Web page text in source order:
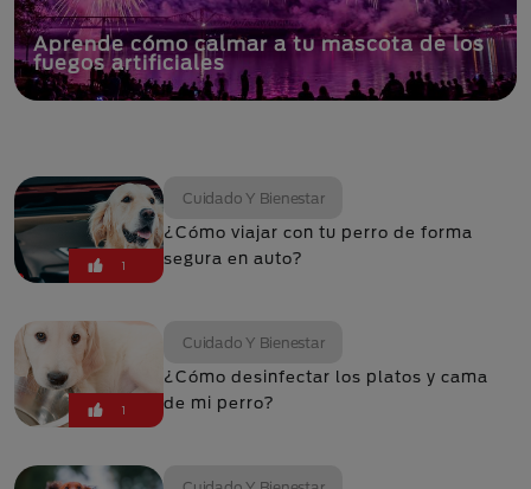
Perros raza Poodle: todo sobre esta raza
inteligente y alegre
1
Cuidado Y Bienestar
¿Cómo viajar con tu perro de forma
segura en auto?
1
Cuidado Y Bienestar
¿Cómo desinfectar los platos y cama
de mi perro?